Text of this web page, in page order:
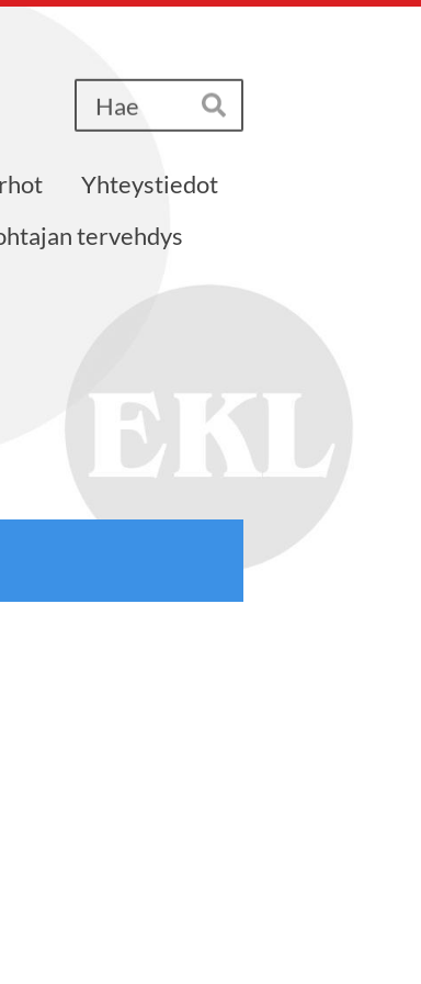
Hae
Yhteystiedot
tervehdys